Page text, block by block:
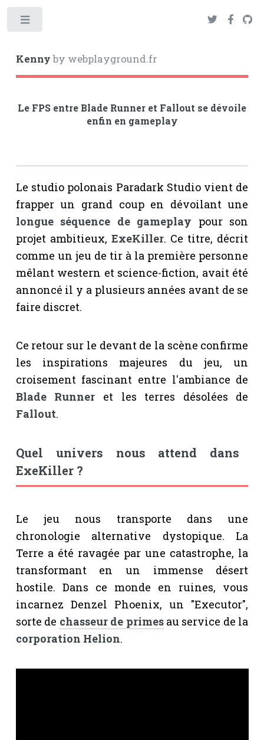
Kennyby webplayground.fr
Le FPS entre Blade Runner et Fallout se dévoile
enfin en gameplay
Le studio polonais Paradark Studio vient de
frapper un grand coup en dévoilant une
longue séquence de gameplay pour son
projet ambitieux, ExeKiller. Ce titre, décrit
comme un jeu de tir à la première personne
mêlant western et science-fiction, avait été
annoncé il y a plusieurs années avant de se
faire discret.
Ce retour sur le devant de la scène confirme
les inspirations majeures du jeu, un
croisement fascinant entre l'ambiance de
Blade Runner et les terres désolées de
Fallout.
Quel univers nous attend dans
ExeKiller ?
Le jeu nous transporte dans une
chronologie alternative dystopique. La
Terre a été ravagée par une catastrophe, la
transformant en un immense désert
hostile. Dans ce monde en ruines, vous
incarnez Denzel Phoenix, un "Executor",
sorte de chasseur de primesau service de la
corporation Helion.